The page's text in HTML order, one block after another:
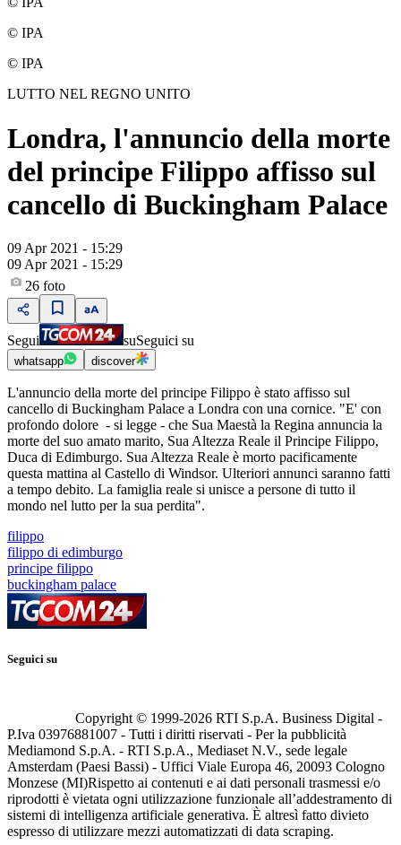
© IPA
© IPA
LUTTO NEL REGNO UNITO
Londra, l'annuncio della morte
del principe Filippo affisso sul
cancello di Buckingham Palace
09 Apr 2021 - 15:29
09 Apr 2021 - 15:29
26 foto
Segui suSeguici su
whatsapp discover
L'annuncio della morte del principe Filippo è stato affisso sul
cancello di Buckingham Palace a Londra con una cornice. "E' con
profondo dolore - si legge - che Sua Maestà la Regina annuncia la
morte del suo amato marito, Sua Altezza Reale il Principe Filippo,
Duca di Edimburgo. Sua Altezza Reale è morto pacificamente
questa mattina al Castello di Windsor. Ulteriori annunci saranno fatti
a tempo debito. La famiglia reale si unisce a persone di tutto il
mondo nel lutto per la sua perdita".
filippo
filippo di edimburgo
principe filippo
buckingham palace
Seguici su
Copyright © 1999-2026 RTI S.p.A. Business Digital -
P.Iva 03976881007 - Tutti i diritti riservati - Per la pubblicità
Mediamond S.p.A. - RTI S.p.A., Mediaset N.V., sede legale
Amsterdam (Paesi Bassi) - Uffici Viale Europa 46, 20093 Cologno
Monzese (MI)Rispetto ai contenuti e ai dati personali trasmessi e/o
riprodotti è vietata ogni utilizzazione funzionale all’addestramento di
sistemi di intelligenza artificiale generativa. È altresì fatto divieto
espresso di utilizzare mezzi automatizzati di data scraping.